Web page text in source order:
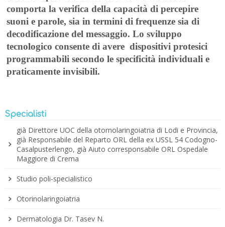
comporta la verifica della capacità di percepire
suoni e parole, sia in termini di frequenze sia di
decodificazione del messaggio.Losviluppo
tecnologico consente di avere dispositivi protesici
programmabili secondo le specificità individuali e
praticamente invisibili.
Specialisti
già Direttore UOC della otornolaringoiatria di Lodi e Provincia,
già Responsabile del Reparto ORL della ex USSL 54 Codogno-
Casalpusterlengo, già Aiuto corresponsabile ORL Ospedale
Maggiore di Crema
Studio poli-specialistico
Otorinolaringoiatria
Dermatologia Dr. Tasev N.